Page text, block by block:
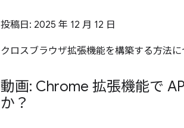
投稿日: 2025 年 12 月 12 日
クロスブラウザ拡張機能を構築する方法に
動画: Chrome 拡張機能で
か？